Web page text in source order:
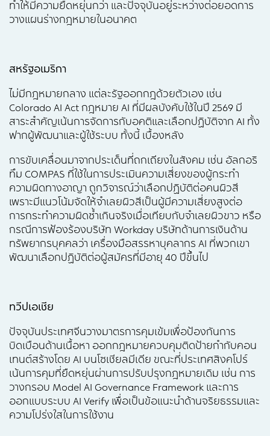
ทำให้มีความยืดหยุ่นกว่า และปัจจุบันอยู่ระหว่างต่อยอดการ
วางแผนร่างกฎหมายในอนาคต
สหรัฐอเมริกา
ไม่มีกฎหมายกลาง แต่ละรัฐออกกฎด้วยตัวเอง เช่น
Colorado AI Act กฎหมาย AI ที่มีผลบังคับใช้ในปี 2569 มี
สาระสำคัญเน้นการจัดการกับอคติและเลือกปฏิบัติจาก AI ทั้ง
ฟากผู้พัฒนาและผู้ใช้ระบบ ทั้งนี้ เบื้องหลัง
การขับเคลื่อนมาจากประเด็นที่ถกเถียงในสังคม เช่น อัลกอริ
ทึม COMPAS ที่ใช้ในการประเมินความเสี่ยงของผู้กระทำ
ความผิดทางอาญา ถูกวิจารณ์ว่าเลือกปฏิบัติต่อคนผิวสี
เพราะมีแนวโน้มจัดให้จำเลยผิวสีเป็นผู้มีความเสี่ยงสูงต่อ
การกระทำความผิดซ้ำเกินจริงเมื่อเทียบกับจำเลยผิวขาว หรือ
กรณีการฟ้องร้องบริษัท Workday บริษัทด้านการเงินด้าน
ทรัพยากรบุคคลว่า เครื่องมือสรรหาบุคลากร AI ที่พวกเขา
พัฒนาเลือกปฏิบัติต่อผู้สมัครที่มีอายุ 40 ปีขึ้นไป
ทวีปเอเชีย
ปัจจุบันประเทศจีนวางมาตรการคุมเข้มเพื่อป้องกันการ
บิดเบือนด้านเนื้อหา ออกกฎหมายควบคุมติดป้ายกำกับคอน
เทนต์สร้างโดย AI บนโซเชียลมีเดีย ขณะที่ประเทศสิงคโปร์
เน้นการคุมที่ยืดหยุ่นผ่านการปรับปรุงกฎหมายเดิม เช่น การ
วางกรอบ Model AI Governance Framework และการ
ออกแบบระบบ AI Verify เพื่อเป็นข้อแนะนำด้านจริยธรรมและ
ความโปร่งใสในการใช้งาน